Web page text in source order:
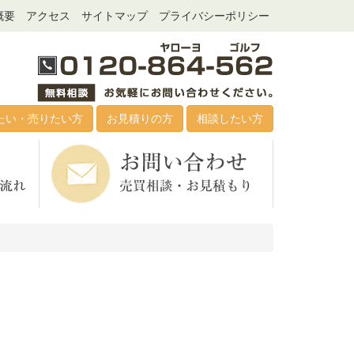
要 アクセス サイトマップ プライバシーポリシー
い・売りたい方 お見積りの方 相談したい方